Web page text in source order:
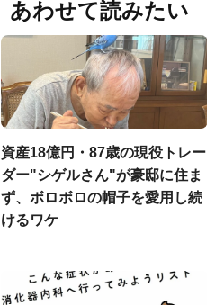
あわせて読みたい
資産18億円・87歳の現役トレー
ダー"シゲルさん"が豪邸に住ま
ず、ボロボロの帽子を愛用し続
けるワケ